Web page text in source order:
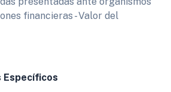
financieras - Valor del
Específicos